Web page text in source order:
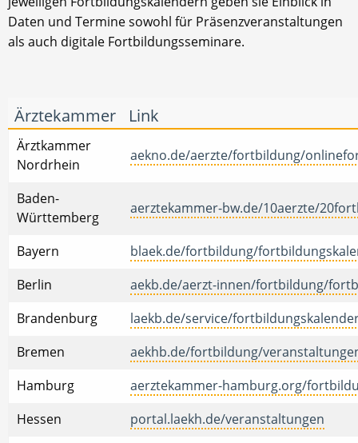
Daten und Termine sowohl für Präsenzveranstaltungen
als auch digitale Fortbildungsseminare.
Ärztekammer Link
Ärztkammer
Nordrhein
aekno.de/aerzte/fortbildung/
Baden-
Württemberg
aerztekammer-bw.de/10aerzte/
Bayern
blaek.de/fortbildung/
Berlin
aekb.de/aerzt-innen/fortbildung/
Brandenburg
laekb.de/service/
Bremen
aekhb.de/fortbildung/
Hamburg
aerztekammer-hamburg.org/
Hessen
portal.laekh.de/veranstaltungen